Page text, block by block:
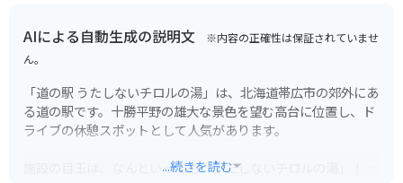
AIによる自動生成の説明文 ※内容の正確性は保証されていませ
ん。
「道の駅 うたしないチロルの湯」は、北海道帯広市の郊外にあ
る道の駅です。十勝平野の雄大な景色を望む高台に位置し、ド
ライブの休憩スポットとして人気があります。
施設の目玉は、なんといっても「うたしないチロルの湯」！十
...続きを読む